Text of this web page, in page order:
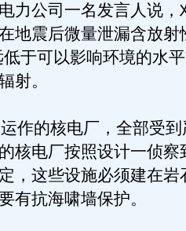
力公司一名发言人说，
地震后微量泄漏含放射
于可以影响环境的水
射。
的核电厂，全部受到
核电厂按照设计一侦察
，这些设施必须建在岩
有抗海啸墙保护。